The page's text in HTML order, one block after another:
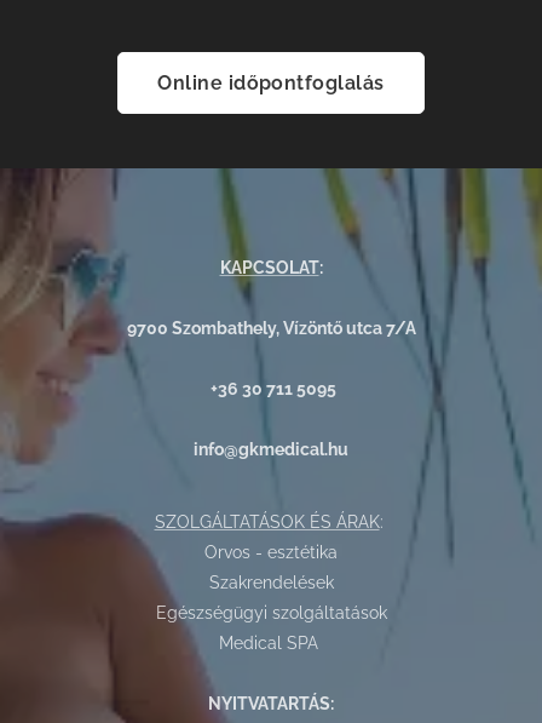
Online időpontfoglalás
KAPCSOLAT:
9700 Szombathely, Vízöntő utca 7/A
+36 30 711 5095
info@gkmedical.hu
SZOLGÁLTATÁSOK ÉS ÁRAK:
Orvos - esztétika
Szakrendelések
Egészségügyi szolgáltatások
Medical SPA
NYITVATARTÁS: